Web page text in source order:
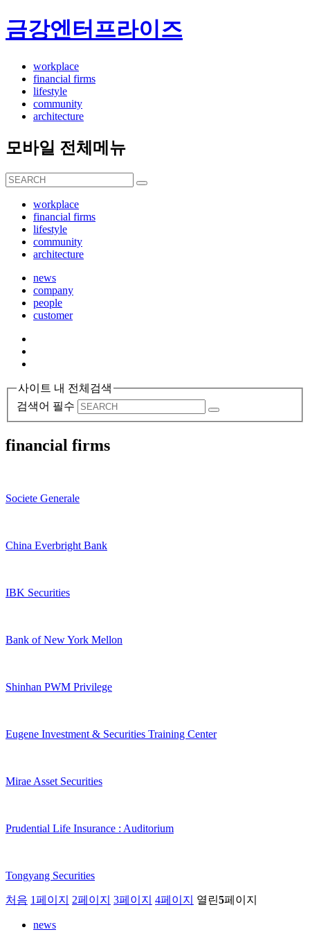
금강엔터프라이즈
workplace
financial firms
lifestyle
community
architecture
모바일 전체메뉴
workplace
financial firms
lifestyle
community
architecture
news
company
people
customer
사이트 내 전체검색
검색어 필수
financial firms
Societe Generale
China Everbright Bank
IBK Securities
Bank of New York Mellon
Shinhan PWM Privilege
Eugene Investment & Securities Training Center
Mirae Asset Securities
Prudential Life Insurance : Auditorium
Tongyang Securities
처음 1페이지 2페이지 3페이지 4페이지 열린5페이지
news